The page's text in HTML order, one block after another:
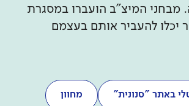
מבחני המיצ"ב הועברו במסגרת
יכלו להעביר אותם בעצמם
באתר "סנונית" מחוון